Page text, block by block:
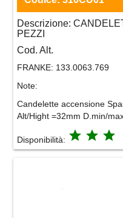
Descrizione:
PEZZI
Cod. Alt.
FRANKE: 133.0063.769
Note:
Candelette accensione
Alt/Hight =32mm D.min/
Disponibilità: grade grade grade